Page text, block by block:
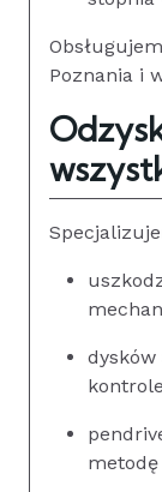
Poznania i
dysków